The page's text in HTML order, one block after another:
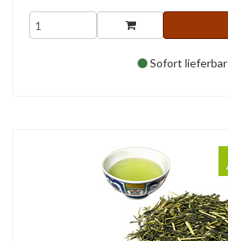
Sofort lieferbar